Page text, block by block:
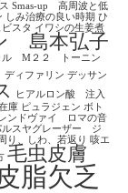
Smas-up 高周波と低
しみ治療の良い時期 ひ
スタ イワシの生姜煮
島本弘子
ル M２２ トーニン
ディファリン デッサン
ヒアルロン酸 注入
庫 ピュラジェン ボト
レンドヴァイ ロマの音
スヤグレーザー ジ
り、しわ、若返り 咳エ
毛虫皮膚
脂欠乏